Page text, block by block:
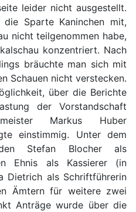
leider nicht ausgestellt.
Sparte Kaninchen mit,
nicht teilgenommen habe,
konzentriert. Nach
bräuchte man sich mit
Schauen nicht verstecken.
über die Berichte
der Vorstandschaft
Markus Huber
einstimmig. Unter dem
Stefan Blocher als
Ehnis als Kassierer (in
Dietrich als Schriftführerin
Ämtern für weitere zwei
Anträge wurde über die